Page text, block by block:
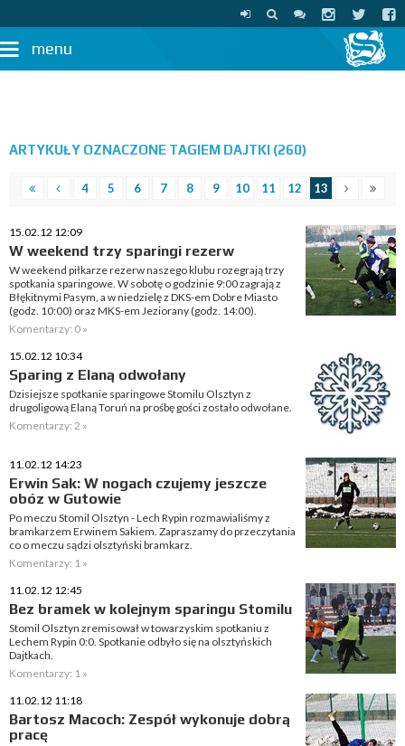
menu
ARTYKUŁY OZNACZONE TAGIEM DAJTKI (260)
4 5 6 7 8 9 10 11 12 13
15.02.12 12:09
W weekend trzy sparingi rezerw
W weekend piłkarze rezerw naszego klubu rozegrają trzy
spotkania sparingowe. W sobotę o godzinie 9:00 zagrają z
Błękitnymi Pasym, a w niedzielę z DKS-em Dobre Miasto
(godz. 10:00) oraz MKS-em Jeziorany (godz. 14:00).
Komentarzy: 0 »
15.02.12 10:34
Sparing z Elaną odwołany
Dzisiejsze spotkanie sparingowe Stomilu Olsztyn z
drugoligową Elaną Toruń na prośbę gości zostało odwołane.
Komentarzy: 2 »
11.02.12 14:23
Erwin Sak: W nogach czujemy jeszcze
obóz w Gutowie
Po meczu Stomil Olsztyn - Lech Rypin rozmawialiśmy z
bramkarzem Erwinem Sakiem. Zapraszamy do przeczytania
co o meczu sądzi olsztyński bramkarz.
Komentarzy: 1 »
11.02.12 12:45
Bez bramek w kolejnym sparingu Stomilu
Stomil Olsztyn zremisował w towarzyskim spotkaniu z
Lechem Rypin 0:0. Spotkanie odbyło się na olsztyńskich
Dajtkach.
Komentarzy: 1 »
11.02.12 11:18
Bartosz Macoch: Zespół wykonuje dobrą
pracę